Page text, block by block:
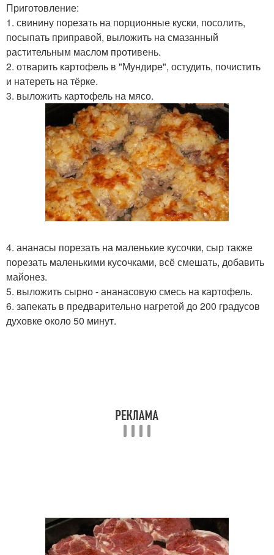
Приготовление:
1. свинину порезать на порционные куски, посолить,
посыпать приправой, выложить на смазанный
растительным маслом противень.
2. отварить картофель в "Мундире", остудить, почистить
и натереть на тёрке.
3. выложить картофель на мясо.
4. ананасы порезать на маленькие кусочки, сыр также
порезать маленькими кусочками, всё смешать, добавить
майонез.
5. выложить сырно - ананасовую смесь на картофель.
6. запекать в предварительно нагретой до 200 градусов
духовке около 50 минут.